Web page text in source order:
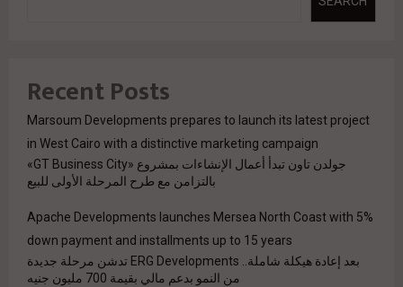
Recent Posts
Marsoum Developments prepares to launch its latest project
in West Cairo with a distinctive marketing campaign
جولدن تاون تبدأ أعمال الإنشاءات بمشروع «GT Business City»
بالتزامن مع طرح المرحلة الأولى للبيع
Apache Developments launches Mersea North Coast with 5%
down payment and installments up to 15 years
بعد إعادة هيكلة شاملة.. ERG Developments تدشن مرحلة جديدة
من النمو بدعم مالي بقيمة 700 مليون جنيه